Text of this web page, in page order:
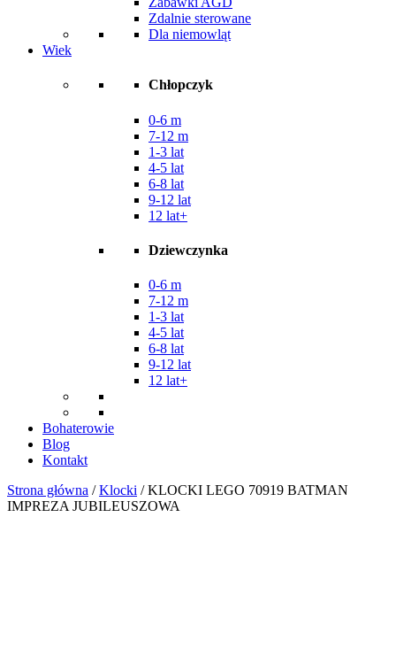
Zdalnie sterowane
Dla niemowląt
Wiek
Chłopczyk
0-6 m
7-12 m
1-3 lat
4-5 lat
6-8 lat
9-12 lat
12 lat+
Dziewczynka
0-6 m
7-12 m
1-3 lat
4-5 lat
6-8 lat
9-12 lat
12 lat+
Bohaterowie
Blog
Kontakt
Strona główna /Klocki / KLOCKI LEGO 70919 BATMAN
IMPREZA JUBILEUSZOWA